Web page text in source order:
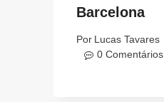
Barcelona
Por Lucas Tavares
0 Comentários